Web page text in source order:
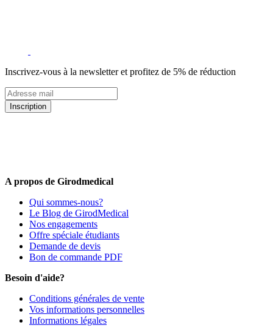
Inscrivez-vous à la newsletter et profitez de 5% de réduction
Inscription
A propos de Girodmedical
Qui sommes-nous?
Le Blog de GirodMedical
Nos engagements
Offre spéciale étudiants
Demande de devis
Bon de commande PDF
Besoin d'aide?
Conditions générales de vente
Vos informations personnelles
Informations légales